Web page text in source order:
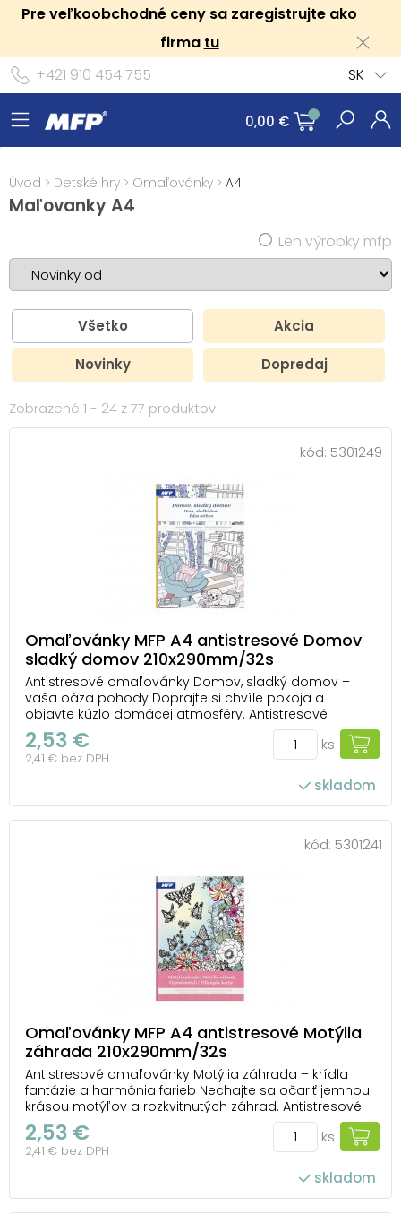
Pre veľkoobchodné ceny sa zaregistrujte ako
firma tu
+421 910 454 755
SK
0,00 €
Úvod > Detské hry > Omaľovánky > A4
Maľovanky A4
Len výrobky mfp
Všetko Akcia
Novinky Dopredaj
Zobrazené 1 - 24 z 77 produktov
kód: 5301249
Omaľovánky MFP A4 antistresové Domov
sladký domov 210x290mm/32s
Antistresové omaľovánky Domov, sladký domov –
vaša oáza pohody Doprajte si chvíle pokoja a
objavte kúzlo domácej atmosféry. Antistresové
omaľovánky Domov, sladký domov od MFP vám
ponúknu ilustrácie plné útulných interiérov, dekorácií a
drobných detailov, ktoré pripomínajú radosť z
2,53 €
2,41 € bez DPH
ks
skladom
kód: 5301241
Omaľovánky MFP A4 antistresové Motýlia
záhrada 210x290mm/32s
Antistresové omaľovánky Motýlia záhrada – krídla
fantázie a harmónia farieb Nechajte sa očariť jemnou
krásou motýľov a rozkvitnutých záhrad. Antistresové
omaľovánky Motýlia záhrada od MFP prinášajú 32
strán detailných kresieb, ktoré vám otvoria bránu do
sveta plného farieb, pokoja a inšpirácie...
2,53 €
2,41 € bez DPH
ks
skladom